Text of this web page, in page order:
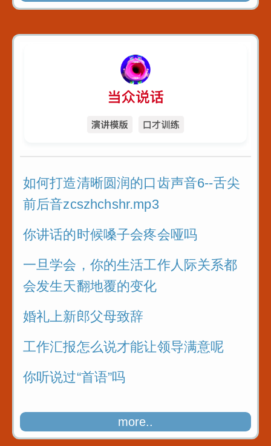
如何打造清晰圆润的口齿声音6--舌尖
前后音zcszhchshr.mp3
你讲话的时候嗓子会疼会哑吗
一旦学会，你的生活工作人际关系都
会发生天翻地覆的变化
婚礼上新郎父母致辞
工作汇报怎么说才能让领导满意呢
你听说过“首语”吗
more..